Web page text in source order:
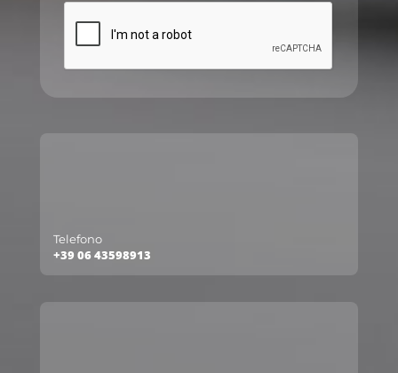
Telefono
+39 06 43598913